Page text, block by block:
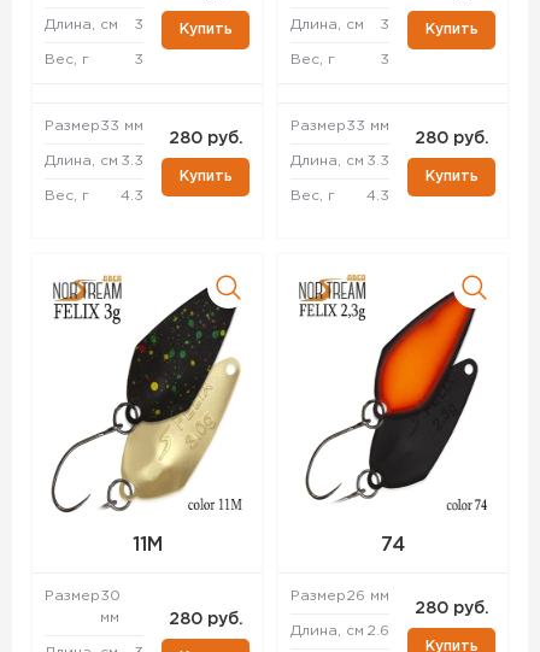
Длина, см 3
Вес, г 3
Купить
Размер33 мм
Длина, см 3.3
Вес, г 4.3
280 руб.
Купить
Длина, см 3
Вес, г 3
Купить
Размер33 мм
Длина, см 3.3
Вес, г 4.3
280 руб.
Купить
11M
Размер30
мм
280 руб.
74
Размер26 мм
Длина, см 2.6
280 руб.
Купить